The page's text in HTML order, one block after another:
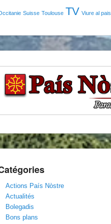
Suisse Toulouse TV Viure al pais
Actions País Nòstre
Actualités
Bolegadis
Bons plans